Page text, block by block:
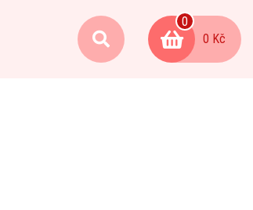
0
0 Kč